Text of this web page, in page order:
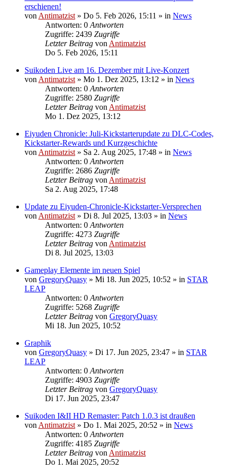
erschienen!
von Antimatzist » Do 5. Feb 2026, 15:11 » in News
Antworten: 0 Antworten
Zugriffe: 2439 Zugriffe
Letzter Beitrag von Antimatzist
Do 5. Feb 2026, 15:11
Suikoden Live am 16. Dezember mit Live-Konzert
von Antimatzist » Mo 1. Dez 2025, 13:12 » in News
Antworten: 0 Antworten
Zugriffe: 2580 Zugriffe
Letzter Beitrag von Antimatzist
Mo 1. Dez 2025, 13:12
Eiyuden Chronicle: Juli-Kickstarterupdate zu DLC-Codes,
Kickstarter-Rewards und Kurzgeschichte
von Antimatzist » Sa 2. Aug 2025, 17:48 » in News
Antworten: 0 Antworten
Zugriffe: 2686 Zugriffe
Letzter Beitrag von Antimatzist
Sa 2. Aug 2025, 17:48
Update zu Eiyuden-Chronicle-Kickstarter-Versprechen
von Antimatzist » Di 8. Jul 2025, 13:03 » in News
Antworten: 0 Antworten
Zugriffe: 4273 Zugriffe
Letzter Beitrag von Antimatzist
Di 8. Jul 2025, 13:03
Gameplay Elemente im neuen Spiel
von GregoryQuasy » Mi 18. Jun 2025, 10:52 » in STAR
LEAP
Antworten: 0 Antworten
Zugriffe: 5268 Zugriffe
Letzter Beitrag von GregoryQuasy
Mi 18. Jun 2025, 10:52
Graphik
von GregoryQuasy » Di 17. Jun 2025, 23:47 » in STAR
LEAP
Antworten: 0 Antworten
Zugriffe: 4903 Zugriffe
Letzter Beitrag von GregoryQuasy
Di 17. Jun 2025, 23:47
Suikoden I&II HD Remaster: Patch 1.0.3 ist draußen
von Antimatzist » Do 1. Mai 2025, 20:52 » in News
Antworten: 0 Antworten
Zugriffe: 4185 Zugriffe
Letzter Beitrag von Antimatzist
Do 1. Mai 2025, 20:52